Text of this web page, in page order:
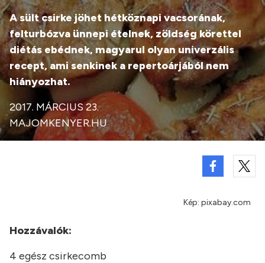
A sült csirke jöhet hétköznapi vacsorának,
felturbózva ünnepi ételnek, zöldség körettel
diétás ebédnek, magyarul olyan univerzális
recept, ami senkinek a repertoárjából nem
hiányozhat.
2017. MÁRCIUS 23.
MAJOMKENYER.HU
Kép: pixabay.com
Hozzávalók:
4 egész csirkecomb